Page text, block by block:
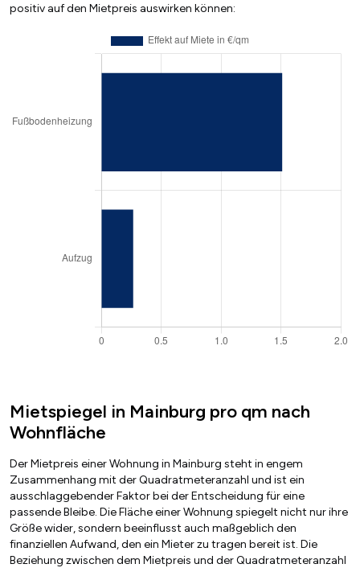
positiv auf den Mietpreis auswirken können:
Mietspiegel in Mainburg pro qm nach
Wohnfläche
Der Mietpreis einer Wohnung in Mainburg steht in engem
Zusammenhang mit der Quadratmeteranzahl und ist ein
ausschlaggebender Faktor bei der Entscheidung für eine
passende Bleibe. Die Fläche einer Wohnung spiegelt nicht nur ihre
Größe wider, sondern beeinflusst auch maßgeblich den
finanziellen Aufwand, den ein Mieter zu tragen bereit ist. Die
Beziehung zwischen dem Mietpreis und der Quadratmeteranzahl